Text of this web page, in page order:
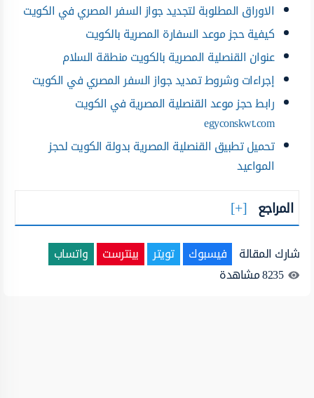
الاوراق المطلوبة لتجديد جواز السفر المصري في الكويت
كيفية حجز موعد السفارة المصرية بالكويت
عنوان القنصلية المصرية بالكويت منطقة السلام
إجراءات وشروط تمديد جواز السفر المصري في الكويت
رابط حجز موعد القنصلية المصرية في الكويت
egyconskwt.com
تحميل تطبيق القنصلية المصرية بدولة الكويت لحجز
المواعيد
المراجع
شارك المقالة فيسبوك تويتر بينترست
واتساب
8235مشاهدة